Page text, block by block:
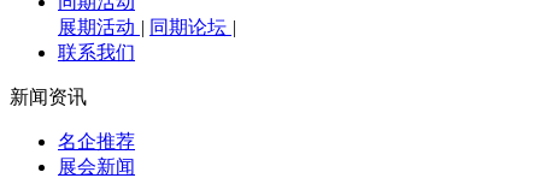
展期活动 | 同期论坛 |
联系我们
新闻资讯
名企推荐
展会新闻